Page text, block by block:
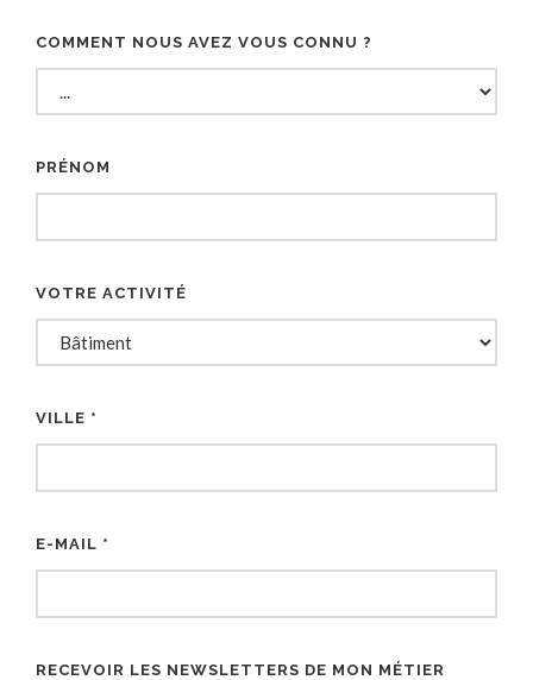
COMMENT NOUS AVEZ VOUS CONNU ?
PRÉNOM
VOTRE ACTIVITÉ
VILLE *
E-MAIL *
RECEVOIR LES NEWSLETTERS DE MON MÉTIER